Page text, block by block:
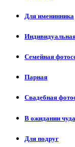
Для именинника
Семейная
Парная
Свадебная
В ожидании чуда
Для подруг